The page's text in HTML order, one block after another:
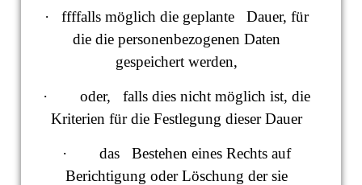
· ffffalls möglich die geplante Dauer, für
die die personenbezogenen Daten
gespeichert werden,
· oder, falls dies nicht möglich ist, die
Kriterien für die Festlegung dieser Dauer
· das Bestehen eines Rechts auf
Berichtigung oder Löschung der sie